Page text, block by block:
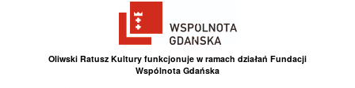
Oliwski Ratusz Kultury funkcjonuje w ramach działań Fundacji
Wspólnota Gdańska